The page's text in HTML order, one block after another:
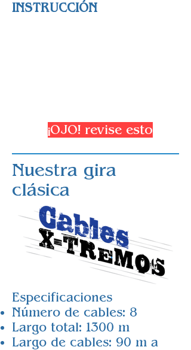
INSTRUCCIÓN
¡OJO! revise esto
Nuestra gira
clásica
Especificaciones
Número de cables: 8
Largo total: 1300 m
Largo de cables: 90 m a